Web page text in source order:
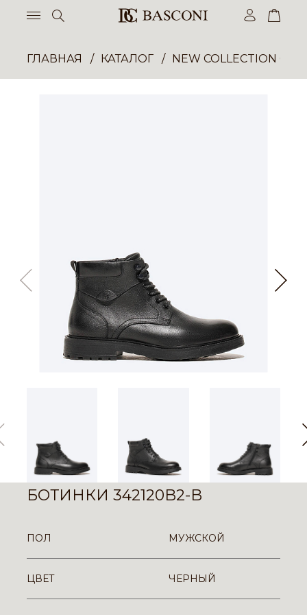
ГЛАВНАЯ КАТАЛОГ NEW COLLECTION
БОТИНКИ 342120B2-B
ПОЛ МУЖСКОЙ
ЦВЕТ ЧЕРНЫЙ